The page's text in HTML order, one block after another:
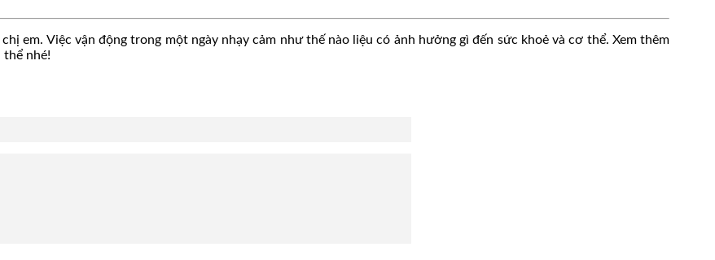
em. Việc vận động trong một ngày nhạy cảm như thế nào liệu có ảnh hưởng gì đến sức khoẻ và cơ thể. Xem thêm
thể nhé!